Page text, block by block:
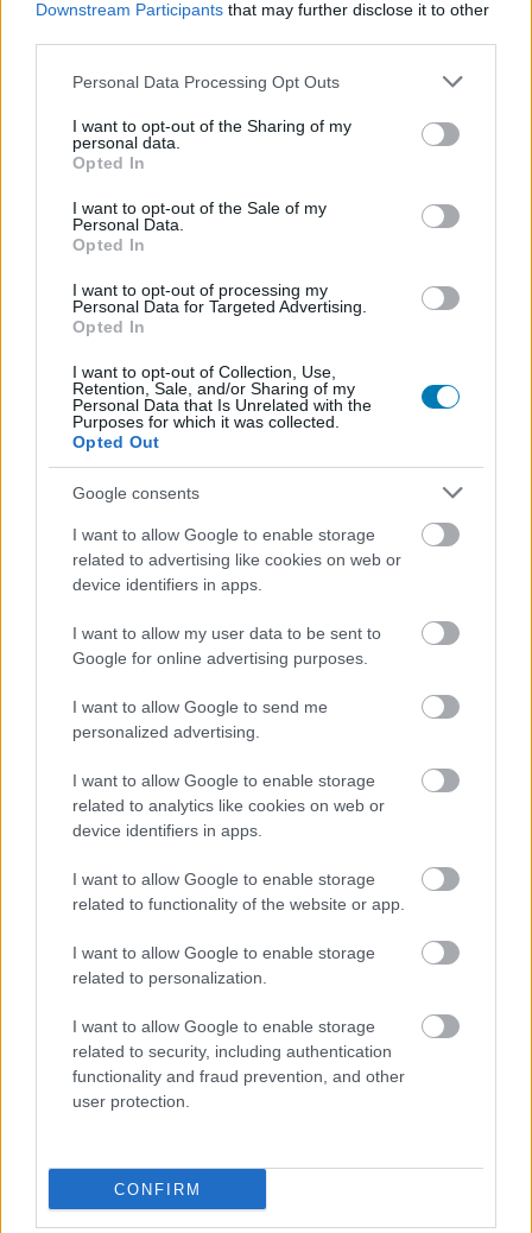
Downstream Participants that may further disclose it to other
Please note that this website/app uses one or more Google
not limited to your visit or usage behaviour. You may click to
grant or deny consent to Google and its third-party tags to
use your data for below specified purposes in below Google
consent section.
Personal Data Processing Opt Outs
I want to opt-out of the Sharing of my
personal data.
Opted In
I want to opt-out of the Sale of my
Personal Data.
Opted In
I want to opt-out of processing my
Personal Data for Targeted Advertising.
Opted In
I want to opt-out of Collection, Use,
Retention, Sale, and/or Sharing of my
Personal Data that Is Unrelated with the
Purposes for which it was collected.
Opted Out
Google consents
I want to allow Google to enable storage
related to advertising like cookies on web or
device identifiers in apps.
I want to allow my user data to be sent to
Google for online advertising purposes.
I want to allow Google to send me
personalized advertising.
I want to allow Google to enable storage
related to analytics like cookies on web or
device identifiers in apps.
I want to allow Google to enable storage
related to functionality of the website or app.
I want to allow Google to enable storage
related to personalization.
I want to allow Google to enable storage
related to security, including authentication
functionality and fraud prevention, and other
user protection.
CONFIRM
később, ha összejön annyi plusz pénz, megveszik hozzá
a Kinectet is.
"Több hónapnyi egyeztetés és számolgatás után szántuk
rá magunkat a dologra, de a kiadókat és a stúdiókat
természetesen jó előre tájékoztattuk. A Kinectet még
mindig a konzol szerves részeként tartjuk számon, úgy
gondoljuk, hogy a biometrikus bejelentkezés, a
hangvezérlés és a játékmenet rögzítése kritikus pontok
Microsoft stratégiai alelnöke.
A Kinectet felhasználó stúdióknak ezentúl még
innovatívabbnak kell lenniük, ugyanis ha egy játék árába
a Kinectet is bele kell számolni, akkor igencsak jó játékot
kell letenni az asztalra, hogy valaki egy ilyen
befektetésbe belemenjen. Cserébe a Kinect elhagyása
elég sok felszabaduló teljesítményt eredményez, ami a